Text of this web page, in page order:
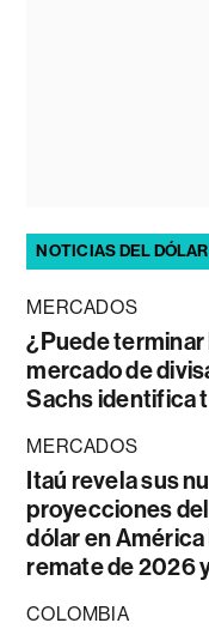
NOTICIAS DEL
MERCADOS
¿Puede terminar
mercado de
Sachs identifica
MERCADOS
Itaú revela sus
proyecciones
dólar en América
remate de 2026
COLOMBIA